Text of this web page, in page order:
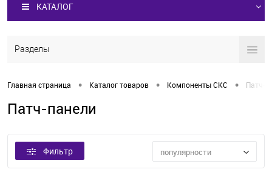
КАТАЛОГ
Разделы
Главная страница • Каталог товаров • Компоненты СКС • Патч-
Патч-панели
Фильтр популярности